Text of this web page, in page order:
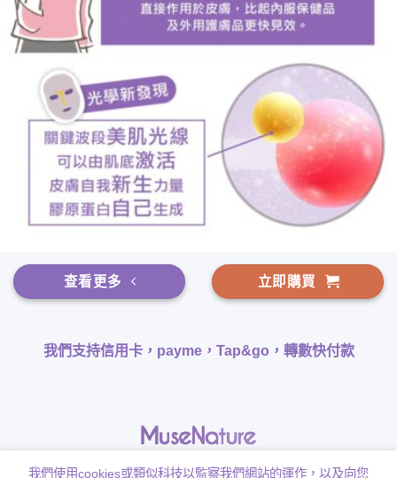
查看更多 立即購買
我們支持信用卡，payme，Tap&go，轉數快付款
我們使用cookies或類似科技以監察我們網站的運作，以及向您